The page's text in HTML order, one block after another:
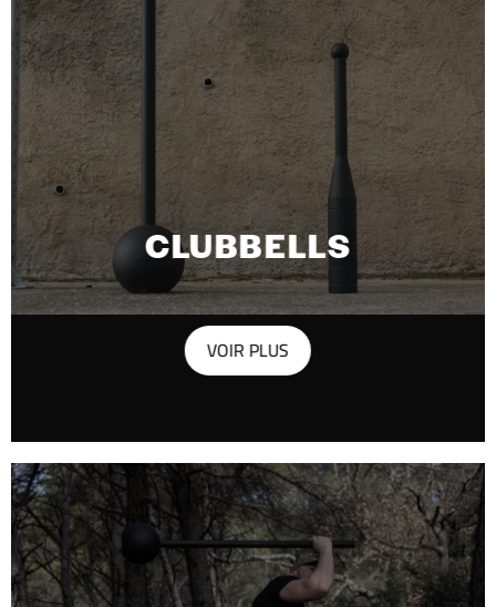
CLUBBELLS
VOIR PLUS